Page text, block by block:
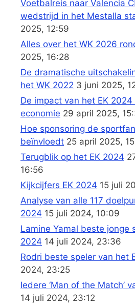
Voetbalreis naar Valencia
wedstrijd in het Mestalla
2025, 12:59
Alles over het WK 2026
2025, 16:28
De dramatische
het WK 2022 3 juni 2025,
De impact van het EK
economie 29 april 2025,
Hoe sponsoring de
beïnvloedt 25 april 2025,
Terugblik op het EK 2024
16:56
Kijkcijfers EK 2024 15 juli
Analyse van alle 117
2024 15 juli 2024, 10:09
Lamine Yamal beste jonge
2024 14 juli 2024, 23:36
Rodri beste speler van het
2024, 23:25
Iedere ‘Man of the Match’
14 juli 2024, 23:12